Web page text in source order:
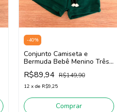
-40%
Conjunto Camiseta e
Bermuda Bebê Menino Três
e Já 62435 (Verde/Off
White)
R$89,94 R$149,90
12 x de R$9,25
Comprar